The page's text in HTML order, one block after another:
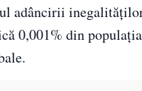
adâncirii
0,001% din